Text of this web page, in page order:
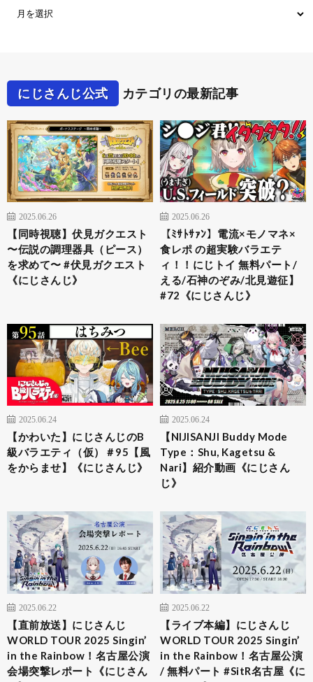
にじさんじ公式 カテゴリの最新記事
2025.06.26
【同時視聴】伏見ガクエスト
〜伝説の調理器具（ピース）
を求めて〜 #伏見ガクエスト
《にじさんじ》
2025.06.26
【ﾐｻﾄｻｧﾝ】電流×モノマネ×
食レポ の超実験バラエテ
ィ！！にじトイ 無料パート/
える/石神のぞみ/北見遊征】
#72《にじさんじ》
2025.06.24
【かわいた】にじさんじのB
級バラエティ（仮）＃95【風
をからませ】《にじさんじ》
2025.06.24
【NIJISANJI Buddy Mode
Type：Shu, Kagetsu &
Nari】紹介動画《にじさん
じ》
2025.06.22
【直前放送】にじさんじ
WORLD TOUR 2025 Singin’
in the Rainbow！名古屋公演
会場突撃レポート《にじさん
2025.06.22
【ライブ本編】にじさんじ
WORLD TOUR 2025 Singin’
in the Rainbow！名古屋公演
/ 無料パート #SitR名古屋《に